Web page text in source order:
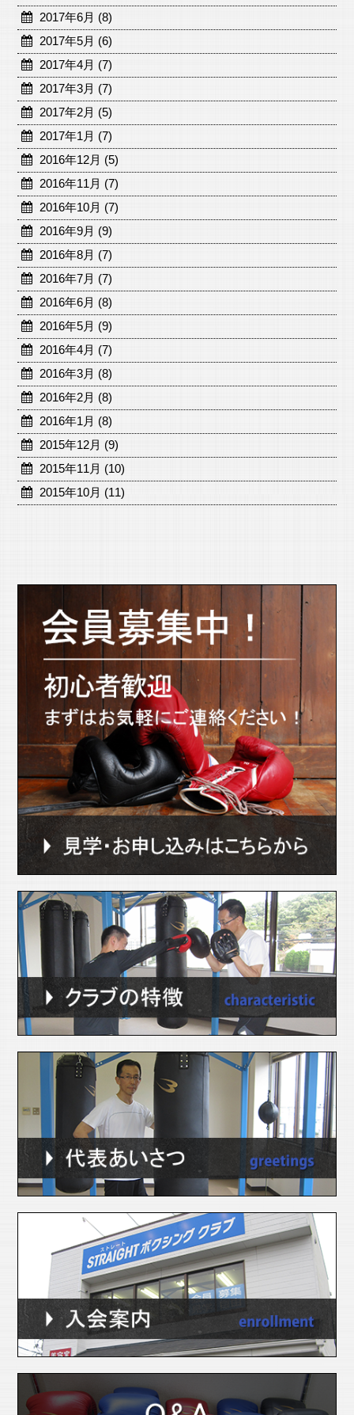
2017年6月 (8)
2017年5月 (6)
2017年4月 (7)
2017年3月 (7)
2017年2月 (5)
2017年1月 (7)
2016年12月 (5)
2016年11月 (7)
2016年10月 (7)
2016年9月 (9)
2016年8月 (7)
2016年7月 (7)
2016年6月 (8)
2016年5月 (9)
2016年4月 (7)
2016年3月 (8)
2016年2月 (8)
2016年1月 (8)
2015年12月 (9)
2015年11月 (10)
2015年10月 (11)